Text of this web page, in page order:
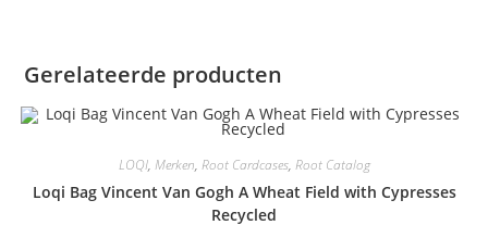
Gerelateerde producten
LOQI, Merken, Root Cardcases, Root Catalog
Loqi Bag Vincent Van Gogh A Wheat Field with Cypresses
Recycled